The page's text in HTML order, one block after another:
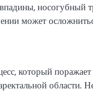
носогубный
может
который
области.